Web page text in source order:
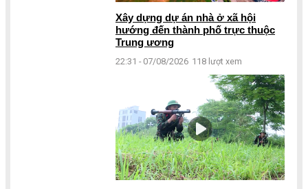
Xây dựng dự án nhà ở xã hội
hướng đến thành phố trực thuộc
Trung ương
22:31 - 07/08/2026 118 lượt xem